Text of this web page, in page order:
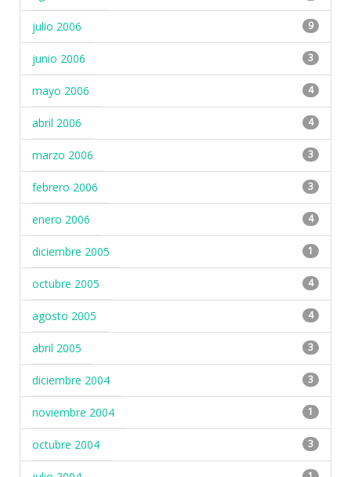
julio 2006 9
junio 2006 3
mayo 2006 4
abril 2006 4
marzo 2006 3
febrero 2006 3
enero 2006 4
diciembre 2005 1
octubre 2005 4
agosto 2005 4
abril 2005 3
diciembre 2004 3
noviembre 2004 1
octubre 2004 3